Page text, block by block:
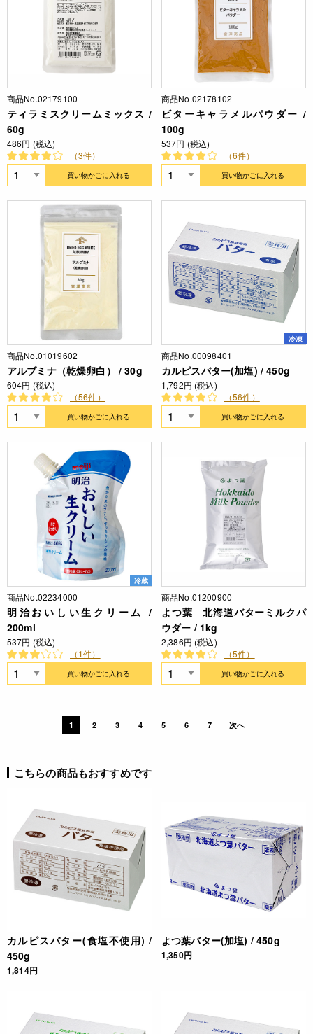
商品No.02179100
ティラミスクリームミックス /
60g
486円 (税込)
（3件）
買い物かごに入れる
商品No.02178102
ビターキャラメルパウダー /
100g
537円 (税込)
（6件）
買い物かごに入れる
商品No.01019602
アルブミナ（乾燥卵白） / 30g
604円 (税込)
（56件）
買い物かごに入れる
冷凍
商品No.00098401
カルピスバター(加塩) / 450g
1,792円 (税込)
（56件）
買い物かごに入れる
冷蔵
商品No.02234000
明治おいしい生クリーム /
200ml
537円 (税込)
（1件）
買い物かごに入れる
商品No.01200900
よつ葉 北海道バターミルクパ
ウダー / 1kg
2,386円 (税込)
（5件）
買い物かごに入れる
1 2 3 4 5 6 7 次へ
こちらの商品もおすすめです
カルピスバター(食塩不使用) /
450g
1,814円
よつ葉バター(加塩) / 450g
1,350円